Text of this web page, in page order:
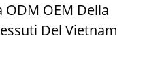
OEM Della
Del Vietnam